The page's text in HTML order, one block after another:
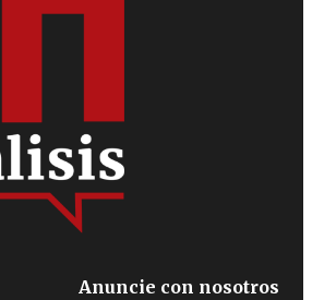
Anuncie con nosotros